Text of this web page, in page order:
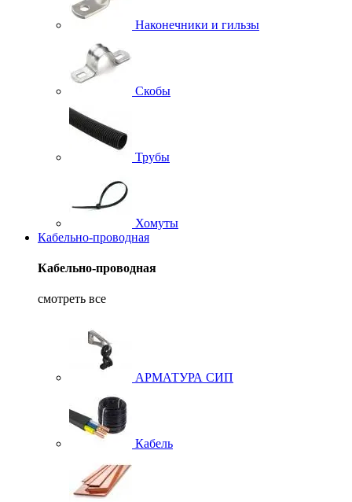
Наконечники и гильзы
Скобы
Трубы
Хомуты
Кабельно-проводная
Кабельно-проводная
смотреть все
АРМАТУРА СИП
Кабель